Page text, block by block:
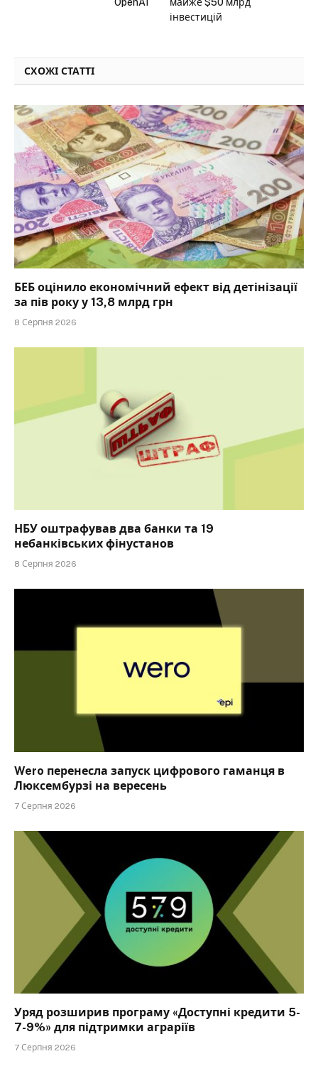
OpenAI
майже $50 млрд
інвестицій
СХОЖІ СТАТТІ
БЕБ оцінило економічний ефект від детінізації
за пів року у 13,8 млрд грн
8 Серпня 2026
НБУ оштрафував два банки та 19
небанківських фінустанов
8 Серпня 2026
Wero перенесла запуск цифрового гаманця в
Люксембурзі на вересень
7 Серпня 2026
Уряд розширив програму «Доступні кредити 5-
7-9%» для підтримки аграріїв
7 Серпня 2026